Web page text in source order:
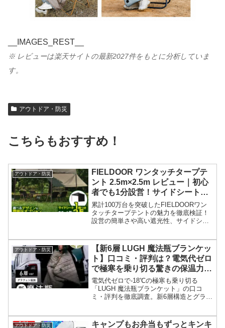
__IMAGES_REST__
※ レビューは楽天サイトの最新2027件をもとに分析していま
す。
アウトドア・防災
こちらもおすすめ！
アウトドア・防災
FIELDOOR ワンタッチタープテ
ント 2.5m×2.5m レビュー｜初心
者でも1分設営！サイドシート付
で日差しも雨も怖くない最強キャ
ンプギア
累計100万台を突破したFIELDOORワン
タッチタープテントの魅力を徹底検証！
設営の簡単さや高い遮光性、サイドシー
ャンプやイベントがもっと快適に。
アウトドア・防災
【新6層 LUGH 魔法瓶ブランケッ
ト】口コミ・評判は？電気代ゼロ
で極寒を乗り切る驚きの保温力を
徹底解説
電気代ゼロで-18℃の極寒も乗り切る
「LUGH 魔法瓶ブランケット」の口コ
ミ・評判を徹底調査。新6層構造とグラフ
前に知るべき注意点も解説します。
アウトドア・防災
キャンプもお弁当もずっとキンキ